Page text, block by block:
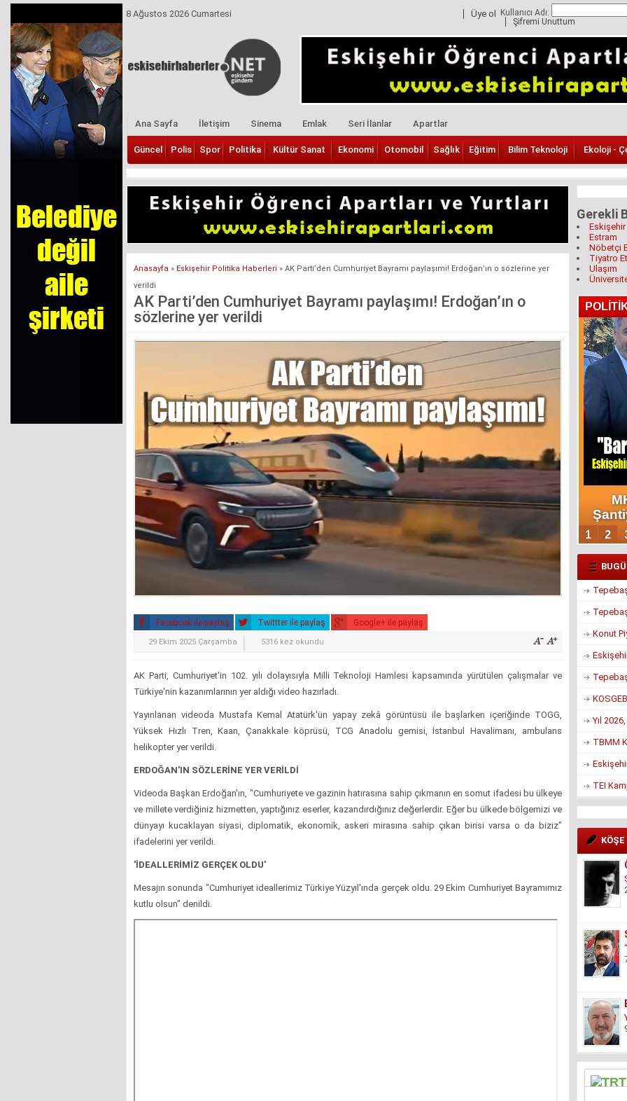
8 Ağustos 2026 Cumartesi Üye ol Kullanıcı Adı:
Şifremi Unuttum
Ana Sayfa İletişim Sinema Emlak Seri İlanlar Apartlar
Güncel Polis Spor Politika Kültür Sanat Ekonomi Otomobil Sağlık Eğitim Bilim Teknoloji Ekoloji -
Anasayfa » Eskişehir Politika Haberleri » AK Parti’den Cumhuriyet Bayramı paylaşımı! Erdoğan’ın o sözlerine yer
verildi
AK Parti’den Cumhuriyet Bayramı paylaşımı! Erdoğan’ın o
sözlerine yer verildi
Facebook ile paylaş Twittter ile paylaş Google+ ile paylaş
29 Ekim 2025 Çarşamba 5316 kez okundu
AK Parti, Cumhuriyet'in 102. yılı dolayısıyla Milli Teknoloji Hamlesi kapsamında yürütülen çalışmalar ve
Türkiye'nin kazanımlarının yer aldığı video hazırladı.
Yayınlanan videoda Mustafa Kemal Atatürk'ün yapay zekâ görüntüsü ile başlarken içeriğinde TOGG,
Yüksek Hızlı Tren, Kaan, Çanakkale köprüsü, TCG Anadolu gemisi, İstanbul Havalimanı, ambulans
helikopter yer verildi.
ERDOĞAN'IN SÖZLERİNE YER VERİLDİ
Videoda Başkan Erdoğan'ın, "Cumhuriyete ve gazinin hatırasına sahip çıkmanın en somut ifadesi bu ülkeye
ve millete verdiğiniz hizmetten, yaptığınız eserler, kazandırdığınız değerlerdir. Eğer bu ülkede bölgemizi ve
dünyayı kucaklayan siyasi, diplomatik, ekonomik, askeri mirasına sahip çıkan birisi varsa o da biziz"
ifadelerini yer verildi.
'İDEALLERİMİZ GERÇEK OLDU'
Mesajın sonunda "Cumhuriyet ideallerimiz Türkiye Yüzyıl'ında gerçek oldu. 29 Ekim Cumhuriyet Bayramımız
kutlu olsun" denildi.
Gerekli
Estram
Nöbetçi
Tiyatro
Ulaşım
Konut
Yıl
TBMM
TEI